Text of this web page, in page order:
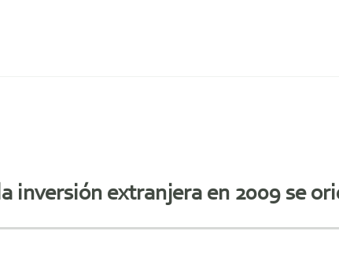
inversión extranjera en 2009 se